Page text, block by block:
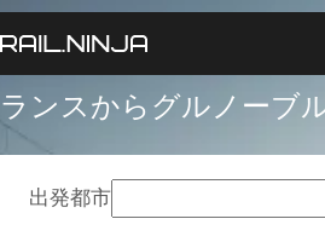
ランスからグルノーブ
出発都市